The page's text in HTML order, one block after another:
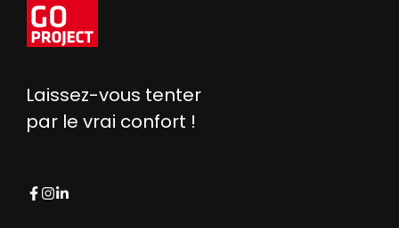
Laissez-vous tenter
par le vrai confort !